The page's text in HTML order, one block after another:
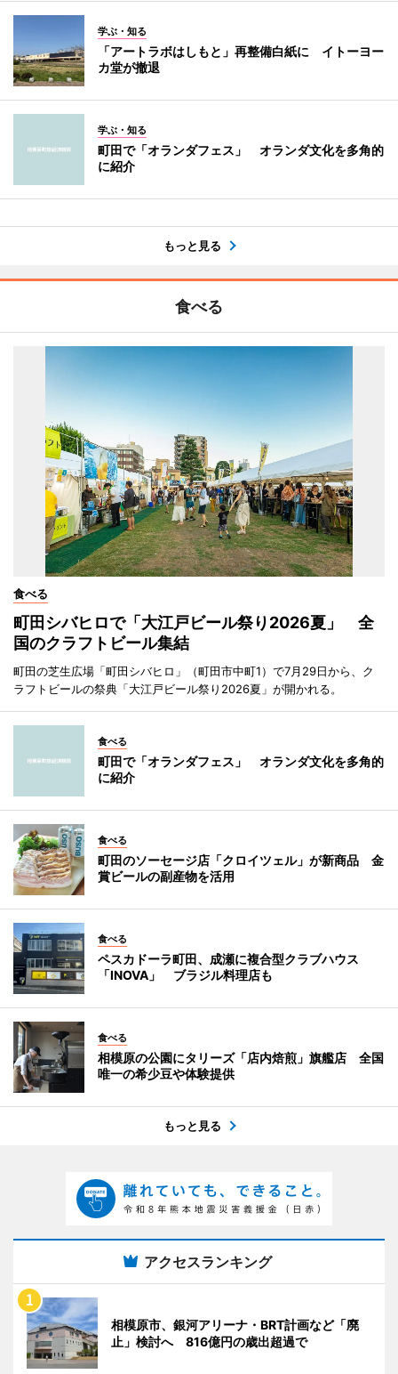
学ぶ・知る
「アートラボはしもと」再整備白紙に イトーヨー
カ堂が撤退
学ぶ・知る
町田で「オランダフェス」 オランダ文化を多角的
に紹介
もっと見る
食べる
食べる
町田シバヒロで「大江戸ビール祭り2026夏」 全
国のクラフトビール集結
町田の芝生広場「町田シバヒロ」（町田市中町1）で7月29日から、ク
ラフトビールの祭典「大江戸ビール祭り2026夏」が開かれる。
食べる
町田で「オランダフェス」 オランダ文化を多角的
に紹介
食べる
町田のソーセージ店「クロイツェル」が新商品 金
賞ビールの副産物を活用
食べる
ペスカドーラ町田、成瀬に複合型クラブハウス
「INOVA」 ブラジル料理店も
食べる
相模原の公園にタリーズ「店内焙煎」旗艦店 全国
唯一の希少豆や体験提供
もっと見る
アクセスランキング
相模原市、銀河アリーナ・BRT計画など「廃
止」検討へ 816億円の歳出超過で